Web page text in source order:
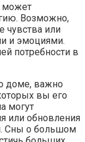
может
Возможно,
чувства или
и эмоциями.
потребности в
доме, важно
вы его
могут
или обновления
Сны о большом